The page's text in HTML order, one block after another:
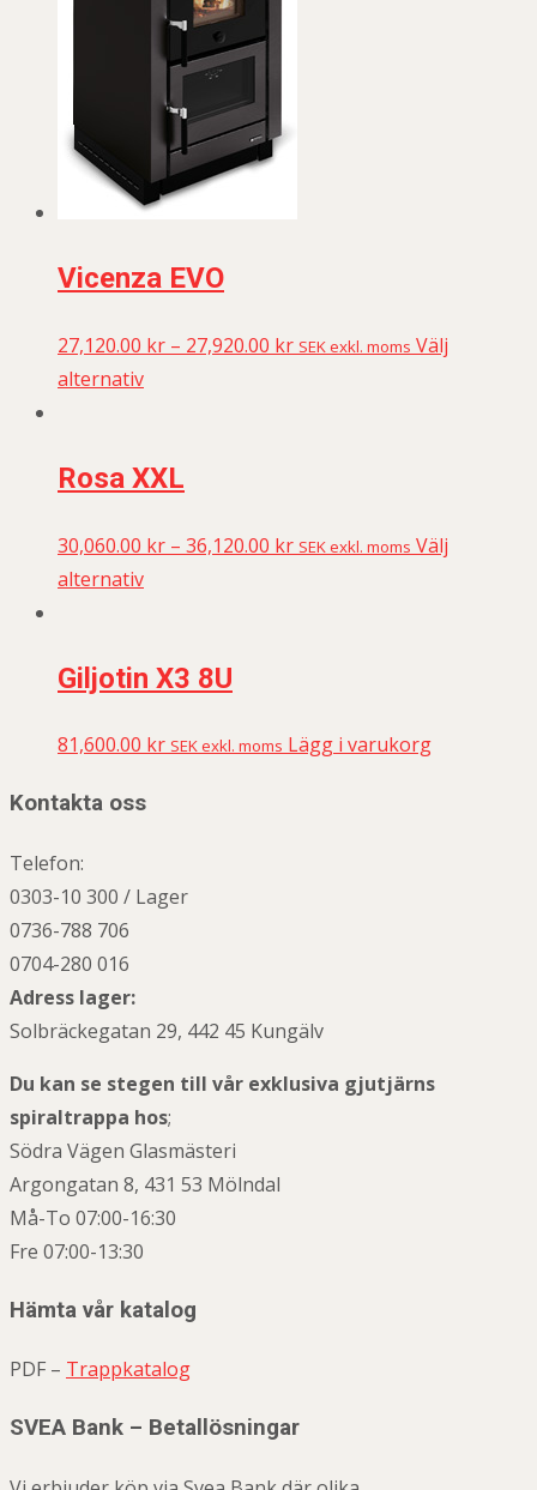
Vicenza EVO
27,120.00 kr – 27,920.00 kr SEK exkl. moms Välj
alternativ
Rosa XXL
30,060.00 kr – 36,120.00 kr SEK exkl. moms Välj
alternativ
Giljotin X3 8U
81,600.00 kr SEK exkl. moms Lägg i varukorg
Kontakta oss
Telefon:
0303-10 300 / Lager
0736-788 706
0704-280 016
Adress lager:
Solbräckegatan 29, 442 45 Kungälv
Du kan se stegen till vår exklusiva gjutjärns
spiraltrappa hos;
Södra Vägen Glasmästeri
Argongatan 8, 431 53 Mölndal
Må-To 07:00-16:30
Fre 07:00-13:30
Hämta vår katalog
PDF – Trappkatalog
SVEA Bank – Betallösningar